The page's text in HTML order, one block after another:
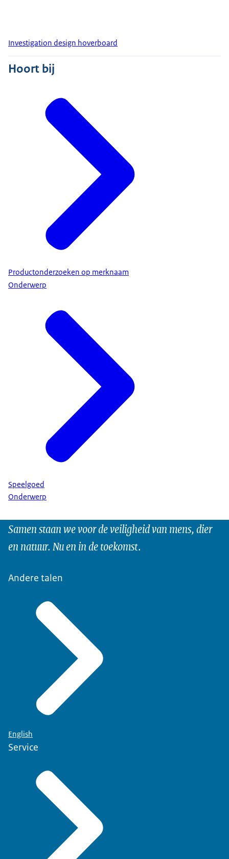
Investigation design hoverboard
Hoort bij
Productonderzoeken op merknaam
Onderwerp
Speelgoed
Onderwerp
Samen staan we voor de veiligheid van mens, dier
en natuur. Nu en in de toekomst.
Andere talen
English
Service